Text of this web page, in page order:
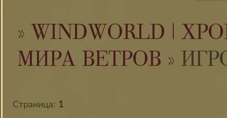
» WINDWORLD |
МИРА ВЕТРОВ »
Страница: 1